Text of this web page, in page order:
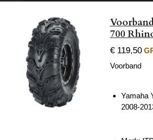
700
€ 119,50
Voorband
Yamaha
2008-